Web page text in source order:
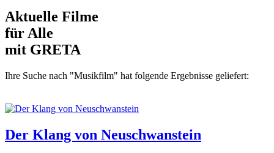
Aktuelle Filme
für Alle
mit GRETA
Ihre Suche nach "Musikfilm" hat folgende Ergebnisse geliefert:
Der Klang von Neuschwanstein